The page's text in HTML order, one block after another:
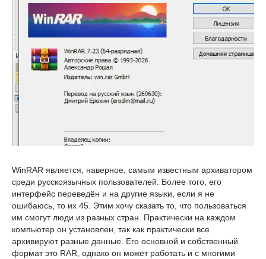
WinRAR является, наверное, самым известным архиватором
среди русскоязычных пользователей. Более того, его
интерфейс переведён и на другие языки, если я не
ошибаюсь, то их 45. Этим хочу сказать то, что пользоваться
им смогут люди из разных стран. Практически на каждом
компьютер он установлен, так как практически все
архивируют разные данные. Его основной и собственный
формат это RAR, однако он может работать и с многими